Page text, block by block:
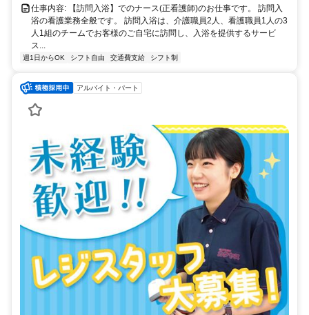
仕事内容: 【訪問入浴】でのナース(正看護師)のお仕事です。 訪問入
浴の看護業務全般です。 訪問入浴は、介護職員2人、看護職員1人の3
人1組のチームでお客様のご自宅に訪問し、入浴を提供するサービ
ス...
週1日からOK シフト自由 交通費支給 シフト制
アルバイト・パート